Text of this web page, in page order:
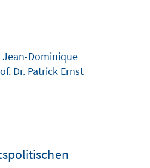
Jean-Dominique
Dr. Patrick Ernst